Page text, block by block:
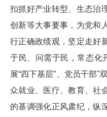
扣抓好产业转型、生态治
创新等大事要事，为党和
行正确政绩观，坚定走好
于民、问需于民，常态化
展“四下基层”、党员干部"
众就业、医疗、教育、社
的基调强化正风肃纪，纵